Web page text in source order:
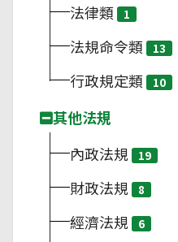
法律類
1
法規命令類 13
行政規定類 10
其他法規
內政法規
19
財政法規 8
經濟法規 6